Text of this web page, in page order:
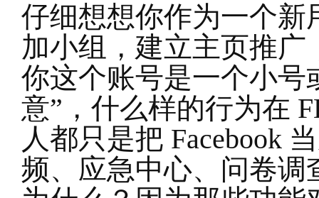
仔细想想你作为一个新
加小组，建立主页推广
你这个账号是一个小号
意”，什么样的行为在
人都只是把 Facebook
频、应急中心、问卷调